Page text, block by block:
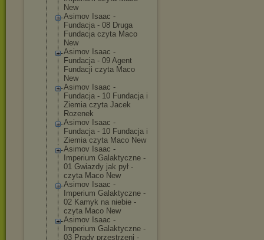
New
Asimov Isaac -
Fundacja - 08 Druga
Fundacja czyta Maco
New
Asimov Isaac -
Fundacja - 09 Agent
Fundacji czyta Maco
New
Asimov Isaac -
Fundacja - 10 Fundacja i
Ziemia czyta Jacek
Rozenek
Asimov Isaac -
Fundacja - 10 Fundacja i
Ziemia czyta Maco New
Asimov Isaac -
Imperium Galaktyczne -
01 Gwiazdy jak pył -
czyta Maco New
Asimov Isaac -
Imperium Galaktyczne -
02 Kamyk na niebie -
czyta Maco New
Asimov Isaac -
Imperium Galaktyczne -
03 Prądy przestrzeni -